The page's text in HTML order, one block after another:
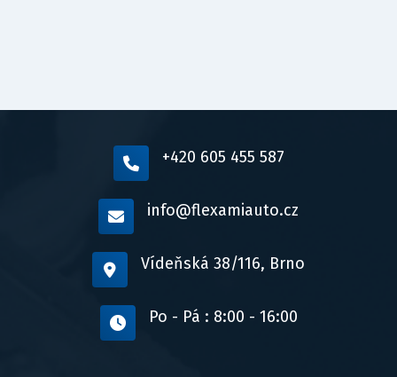
+420 605 455 587
info@flexamiauto.cz
Vídeňská 38/116, Brno
Po - Pá : 8:00 - 16:00